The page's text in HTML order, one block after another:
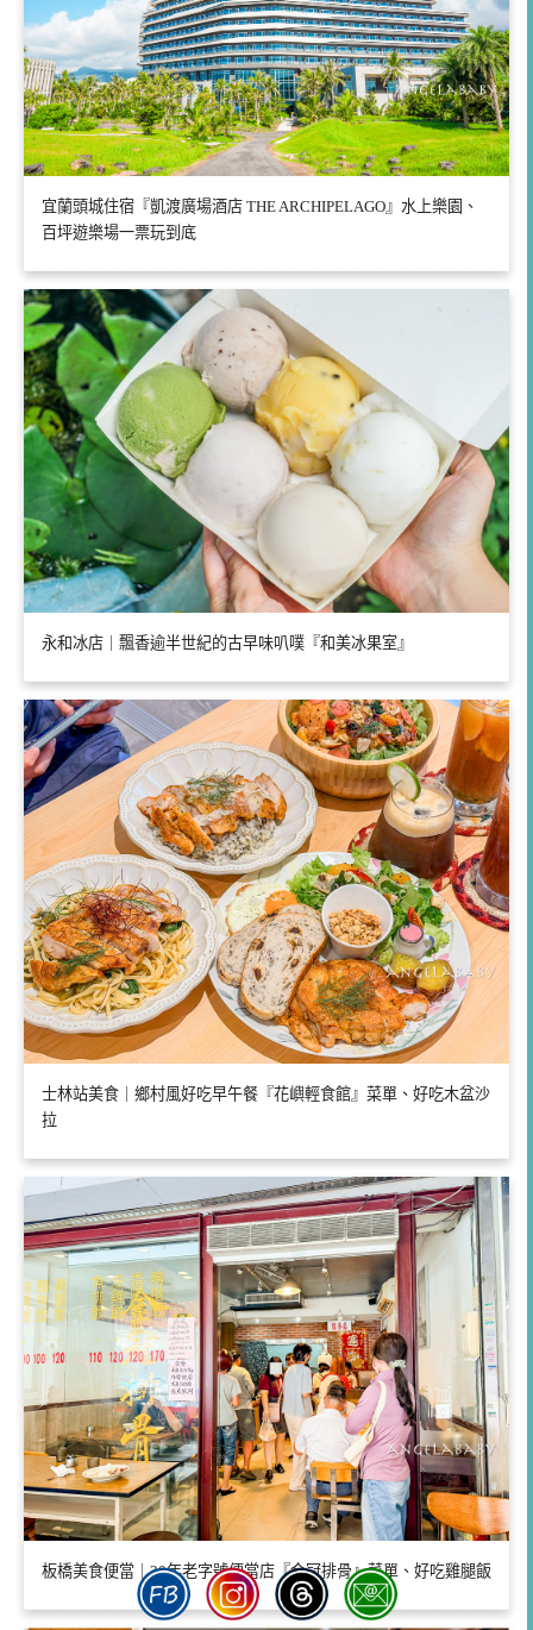
宜蘭頭城住宿『凱渡廣場酒店 THE ARCHIPELAGO』水上樂園、
百坪遊樂場一票玩到底
永和冰店｜飄香逾半世紀的古早味叭噗『和美冰果室』
士林站美食｜鄉村風好吃早午餐『花嶼輕食館』菜單、好吃木盆沙
拉
板橋美食便當｜30年老字號便當店『金冠排骨』菜單、好吃雞腿飯